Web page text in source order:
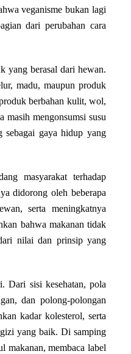
veganisme bukan lagi
dari perubahan cara
yang berasal dari hewan.
madu, maupun produk
berbahan kulit, wol,
masih mengonsumsi susu
sebagai gaya hidup yang
masyarakat terhadap
didorong oleh beberapa
serta meningkatnya
bahwa makanan tidak
nilai dan prinsip yang
Dari sisi kesehatan, pola
dan polong-polongan
kadar kolesterol, serta
gizi yang baik. Di samping
makanan, membaca label